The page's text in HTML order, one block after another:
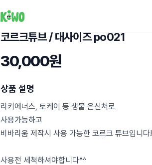
코르크튜브 / 대사이즈 po021
30,000원
상품 설명
리키에너스, 토케이 등 생물 은신처로
사용가능하고
비바리움 제작시 사용 가능한 코르크 튜브입니다!
사용전 세척하셔야합니다^^